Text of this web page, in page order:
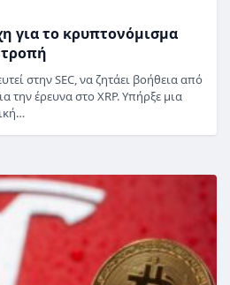
για το κρυπτονόμισμα
στην SEC, να ζητάει βοήθεια από
την έρευνα στο XRP. Υπήρξε μια